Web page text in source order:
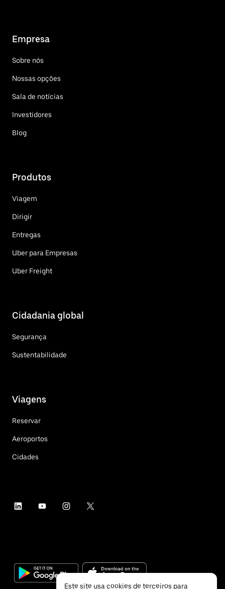
Empresa
Sobre nós
Nossas opções
Sala de notícias
Investidores
Blog
Produtos
Viagem
Dirigir
Entregas
Uber para Empresas
Uber Freight
Cidadania global
Segurança
Sustentabilidade
Viagens
Reservar
Aeroportos
Cidades
Este site usa cookies de terceiros para